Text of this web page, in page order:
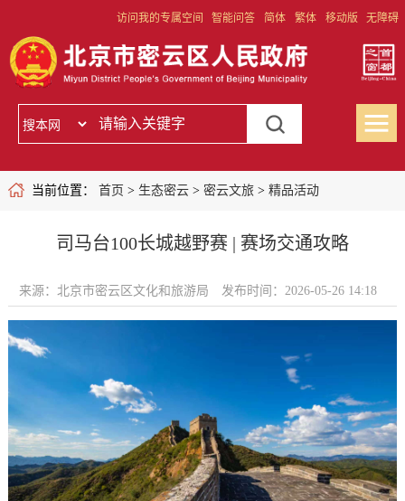
访问我的专属空间 智能问答 简体 繁体 移动版 无障碍
当前位置： 首页 > 生态密云> 密云文旅> 精品活动
司马台100长城越野赛 | 赛场交通攻略
来源：北京市密云区文化和旅游局 发布时间：2026-05-26 14:18